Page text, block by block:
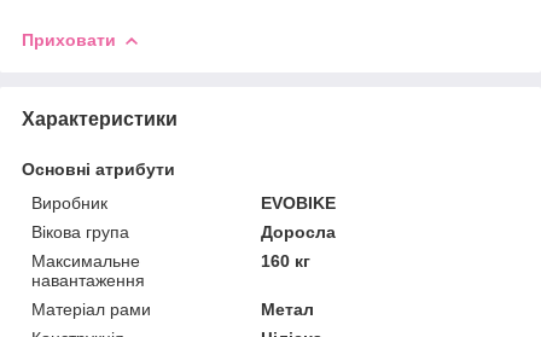
Приховати
Характеристики
Основні атрибути
Виробник
EVOBIKE
Вікова група
Доросла
Максимальне
навантаження
160 кг
Матеріал рами
Метал